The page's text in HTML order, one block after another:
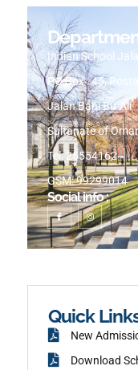
Indian School
PO Box : 45,
Jalan Bani Bu-Ali
Sultanate of
Tel: 25554162
GSM: 99299014
Social info :
I
c
o
n
-
f
o
I
n
s
t
a
g
Quick
New
Download